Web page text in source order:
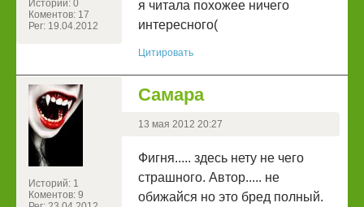
Историй: 0
Коментов: 17
Рег: 19.04.2012
я читала похожее ничего
интересного(
Цитировать
Историй: 1
Коментов: 9
Самара
13 мая 2012 20:27
Фигня..... здесь нету не чего
страшного. Автор..... не
обижайся но это бред полный.